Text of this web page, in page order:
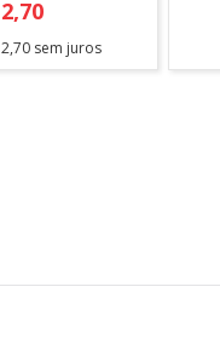
2,70
2,70sem juros